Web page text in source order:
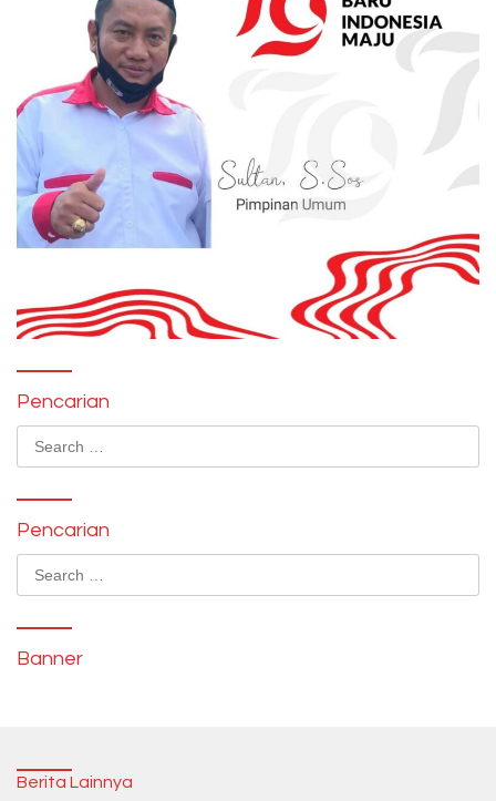
Pencarian
Pencarian
Banner
Berita Lainnya